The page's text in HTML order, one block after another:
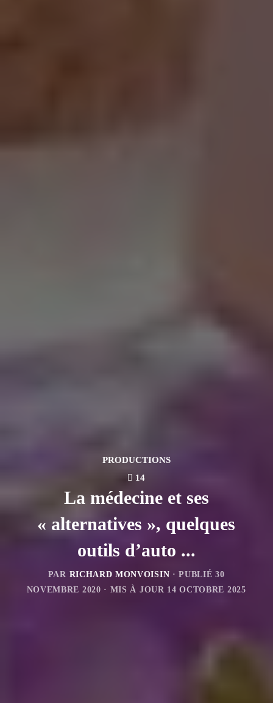
PRODUCTIONS
14
La médecine et ses
« alternatives », quelques
outils d’auto ...
PAR RICHARD MONVOISIN · PUBLIÉ30
NOVEMBRE 2020 · MIS À JOUR 14 OCTOBRE 2025